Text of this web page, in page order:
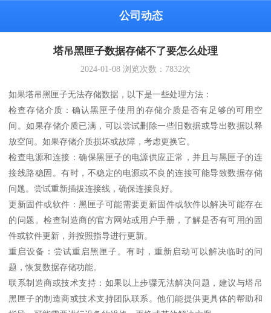
公司动态
塔吊黑匣子数据存储不了要怎么处理
2024-01-08 浏览次数： 7832次
如果塔吊黑匣子无法存储数据，以下是一些处理方法：
检查存储介质：确认黑匣子使用的存储介质是否有足够的可用空
间。如果存储介质已满，可以尝试删除一些旧数据或导出数据以释
放空间。如果存储介质损坏或故障，考虑更换它。
检查电源和连接：确保黑匣子的电源供应正常，并且与黑匣子的连
接线路稳固。有时，不稳定的电源或不良的连接可能导致数据存储
问题。尝试重新插拔连接线，确保连接良好。
更新固件或软件：黑匣子可能需要更新固件或软件以解决可能存在
的问题。检查制造商的官方网站或用户手册，了解是否有可用的固
件或软件更新，并按照指导进行更新。
重启设备：尝试重启黑匣子。有时，重新启动可以解决临时的问
题，恢复数据存储功能。
联系制造商或技术支持：如果以上步骤无法解决问题，建议与塔吊
黑匣子的制造商或技术支持团队联系。他们能提供更具体的帮助和